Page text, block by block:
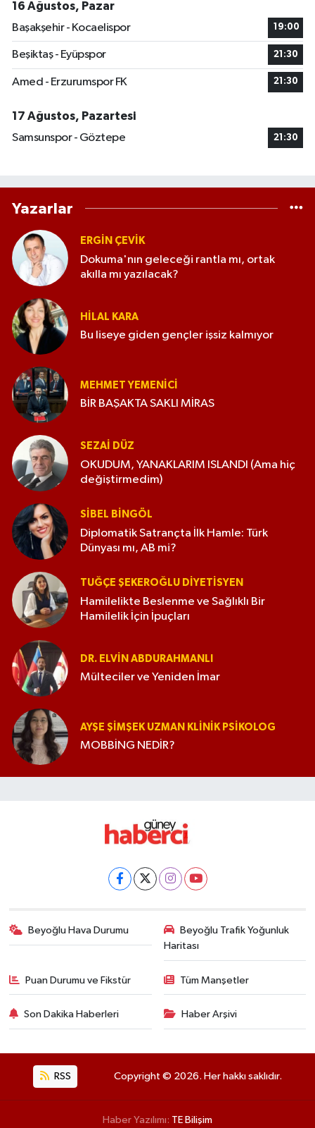
16 Ağustos, Pazar
Başakşehir - Kocaelispor
19:00
Beşiktaş - Eyüpspor 21:30
Amed - Erzurumspor FK 21:30
17 Ağustos, Pazartesi
Samsunspor - Göztepe
21:30
Yazarlar
ERGIN ÇEVİK
Dokuma'nın geleceği rantla mı, ortak
akılla mı yazılacak?
HILAL KARA
Bu liseye giden gençler işsiz kalmıyor
MEHMET YEMENICI
BİR BAŞAKTA SAKLI MİRAS
SEZAI DÜZ
OKUDUM, YANAKLARIM ISLANDI (Ama hiç
değiştirmedim)
SIBEL BINGÖL
Diplomatik Satrançta İlk Hamle: Türk
Dünyası mı, AB mi?
TUĞÇE ŞEKEROĞLU DIYETISYEN
Hamilelikte Beslenme ve Sağlıklı Bir
Hamilelik İçin İpuçları
DR. ELVIN ABDURAHMANLI
Mülteciler ve Yeniden İmar
AYŞE ŞIMŞEK UZMAN KLINIK PSIKOLOG
MOBBİNG NEDİR?
Beyoğlu Hava Durumu
Beyoğlu Trafik Yoğunluk
Haritası
Puan Durumu ve Fikstür Tüm Manşetler
Son Dakika Haberleri Haber Arşivi
RSS Copyright © 2026. Her hakkı saklıdır.
Haber Yazılımı: TE Bilişim